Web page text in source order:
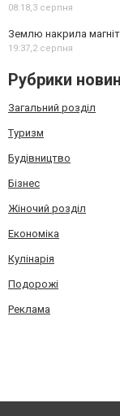
08:18,3 серпня
Землю накрила
19:37,2 серпня
Рубрики новин
Загальний розділ
Туризм
Будівництво
Бізнес
Жіночий розділ
Економіка
Кулінарія
Подорожі
Реклама